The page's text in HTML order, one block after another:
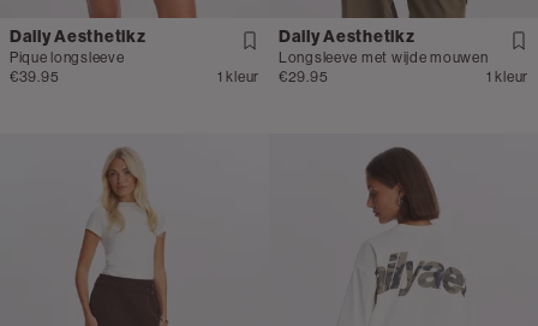
Daily Aesthetikz
Pique longsleeve
€39.95
1 kleur
Daily Aesthetikz
Longsleeve met wijde mouwen
€29.95
1 kleur